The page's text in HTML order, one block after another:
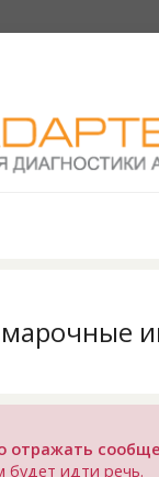
отражать
будет идти речь.